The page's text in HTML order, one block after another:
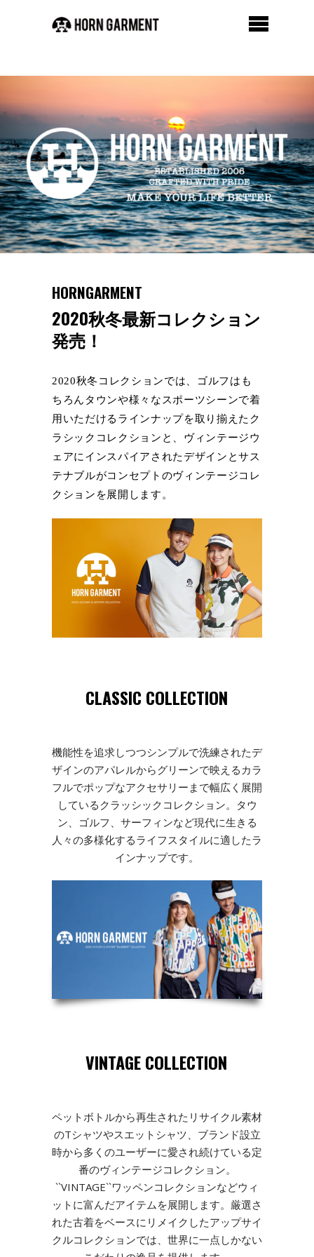
HORNGARMENT
2020秋冬最新コレクション
発売！
2020秋冬コレクションでは、ゴルフはも
ちろんタウンや様々なスポーツシーンで着
用いただけるラインナップを取り揃えたク
ラシックコレクションと、ヴィンテージウ
ェアにインスパイアされたデザインとサス
テナブルがコンセプトのヴィンテージコレ
クションを展開します。
CLASSIC COLLECTION
機能性を追求しつつシンプルで洗練されたデ
ザインのアパレルからグリーンで映えるカラ
フルでポップなアクセサリーまで幅広く展開
しているクラッシックコレクション。タウ
ン、ゴルフ、サーフィンなど現代に生きる
人々の多様化するライフスタイルに適したラ
インナップです。
VINTAGE COLLECTION
ペットボトルから再生されたリサイクル素材
のTシャツやスエットシャツ、ブランド設立
時から多くのユーザーに愛され続けている定
番のヴィンテージコレクション。
``VINTAGE``ワッペンコレクションなどウィ
ットに富んだアイテムを展開します。厳選さ
れた古着をベースにリメイクしたアップサイ
クルコレクションでは、世界に一点しかない